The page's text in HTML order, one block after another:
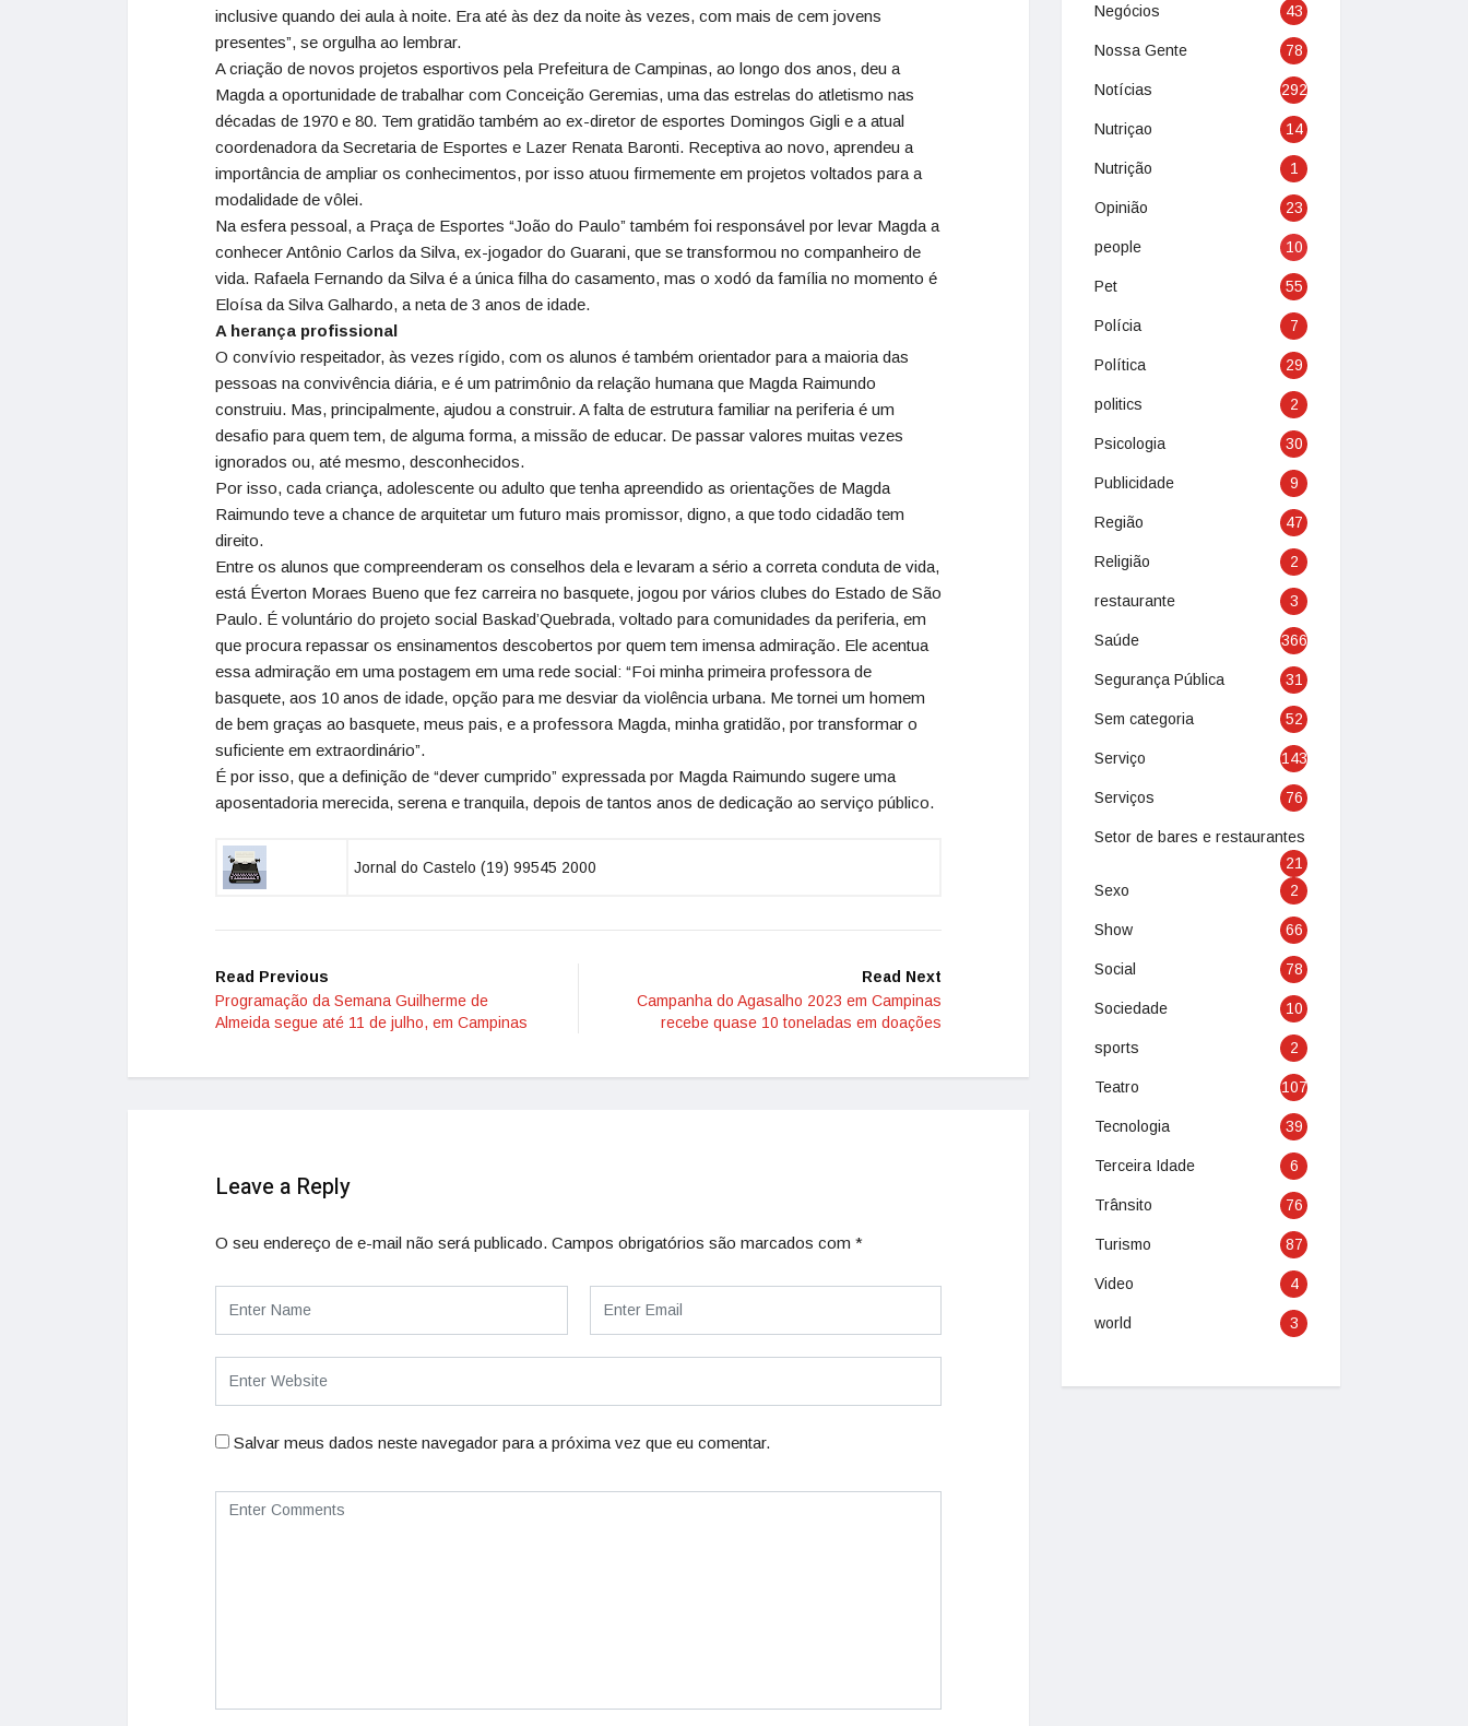
inclusive quando dei aula à noite. Era até às dez da noite às vezes, com mais de cem jovens
presentes”, se orgulha ao lembrar.
A criação de novos projetos esportivos pela Prefeitura de Campinas, ao longo dos anos, deu a
Magda a oportunidade de trabalhar com Conceição Geremias, uma das estrelas do atletismo nas
décadas de 1970 e 80. Tem gratidão também ao ex-diretor de esportes Domingos Gigli e a atual
coordenadora da Secretaria de Esportes e Lazer Renata Baronti. Receptiva ao novo, aprendeu a
importância de ampliar os conhecimentos, por isso atuou firmemente em projetos voltados para a
modalidade de vôlei.
Na esfera pessoal, a Praça de Esportes “João do Paulo” também foi responsável por levar Magda a
conhecer Antônio Carlos da Silva, ex-jogador do Guarani, que se transformou no companheiro de
vida. Rafaela Fernando da Silva é a única filha do casamento, mas o xodó da família no momento é
Eloísa da Silva Galhardo, a neta de 3 anos de idade.
A herança profissional
O convívio respeitador, às vezes rígido, com os alunos é também orientador para a maioria das
pessoas na convivência diária, e é um patrimônio da relação humana que Magda Raimundo
construiu. Mas, principalmente, ajudou a construir. A falta de estrutura familiar na periferia é um
desafio para quem tem, de alguma forma, a missão de educar. De passar valores muitas vezes
ignorados ou, até mesmo, desconhecidos.
Por isso, cada criança, adolescente ou adulto que tenha apreendido as orientações de Magda
Raimundo teve a chance de arquitetar um futuro mais promissor, digno, a que todo cidadão tem
direito.
Entre os alunos que compreenderam os conselhos dela e levaram a sério a correta conduta de vida,
está Éverton Moraes Bueno que fez carreira no basquete, jogou por vários clubes do Estado de São
Paulo. É voluntário do projeto social Baskad’Quebrada, voltado para comunidades da periferia, em
que procura repassar os ensinamentos descobertos por quem tem imensa admiração. Ele acentua
essa admiração em uma postagem em uma rede social: “Foi minha primeira professora de
basquete, aos 10 anos de idade, opção para me desviar da violência urbana. Me tornei um homem
de bem graças ao basquete, meus pais, e a professora Magda, minha gratidão, por transformar o
suficiente em extraordinário”.
É por isso, que a definição de “dever cumprido” expressada por Magda Raimundo sugere uma
aposentadoria merecida, serena e tranquila, depois de tantos anos de dedicação ao serviço público.
Jornal do Castelo (19) 99545 2000
Read Previous
Programação da Semana Guilherme de
Almeida segue até 11 de julho, em Campinas
Read Next
Campanha do Agasalho 2023 em Campinas
recebe quase 10 toneladas em doações
Leave a Reply
O seu endereço de e-mail não será publicado. Campos obrigatórios são marcados com *
Salvar meus dados neste navegador para a próxima vez que eu comentar.
Negócios 43
Nossa Gente 78
Notícias 292
Nutriçao 14
Nutrição 1
Opinião 23
people 10
Pet 55
Polícia 7
Política 29
politics 2
Psicologia 30
Publicidade 9
Região 47
Religião 2
restaurante 3
Saúde 366
Segurança Pública 31
Sem categoria 52
Serviço 143
Serviços 76
Setor de bares e restaurantes
21
Sexo
2
Show 66
Social 78
Sociedade 10
sports 2
Teatro 107
Tecnologia 39
Terceira Idade 6
Trânsito 76
Turismo 87
Video 4
world 3